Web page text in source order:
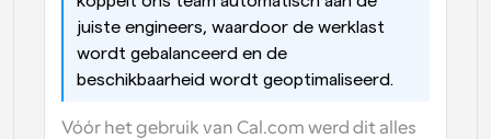
juiste engineers, waardoor de werklast
wordt gebalanceerd en de
beschikbaarheid wordt geoptimaliseerd.
Vóór het gebruik van Cal.com werd dit alles